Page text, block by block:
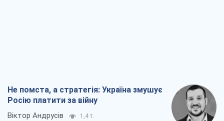
Не помста, а стратегія: Україна змушує
Росію платити за війну
Віктор Андрусів 1,4 т.